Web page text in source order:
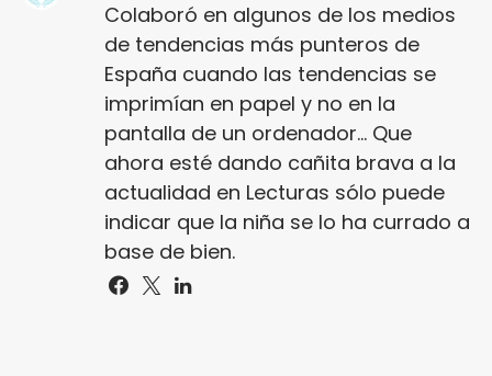
Colaboró en algunos de los medios
de tendencias más punteros de
España cuando las tendencias se
imprimían en papel y no en la
pantalla de un ordenador... Que
ahora esté dando cañita brava a la
actualidad en Lecturas sólo puede
indicar que la niña se lo ha currado a
base de bien.